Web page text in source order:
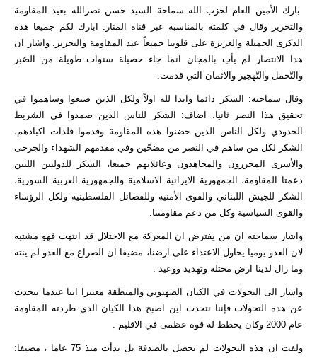
بارك الأمين العام لحزب الله سماحة السيد حسن نصرالله بعيد المقاومة
والتحرير وقال في كلمته بالمناسبة عبر قناة المنار: ابارك لكم جميعا هذه
الذكرى الجميلة والعزيزة على قلوبنا جميعاً عيد المقاومة والتحرير. واشار ان
هذا الانتصار لم يأتِ بالمجان انما جاء حصيلة سنوات طويلة من الصّبر
والتّحمل والتّهجير والاثمان التي قدمت.
وقال سماحته: الشكر دائما وابدا لله اولاً ولكل الذين صنعوا وساهموا في
تحقيق هذا النصر ثانيا. اضاف: الشكر للناس الذين صمدوا في الشريط
الحدودي ولكل الناس الذين حضنوا هذه المقاومة وقدموا فلذات اكبادهم،
الشكر لكل من ساهم في النصر من مضحّين وفي مقدمهم الشهداء والجرحى
والأسرى المحررون والمجاهدون وعائلاتهم جميعا، الشكر للدولتين اللتين
دعمتا المقاومة، الجمهورية الايرانية الاسلامية والجمهورية العربية السورية،
الشكر للجيش اللبناني والقوى الأمنية وللفصائل الفلسطينية ولكل الرؤساء
والقوى السياسية وكل من دعم مقاومتنا.
واشار سماحته ان من يفترض ان المعركة مع الاحتلال قد انتهت فهو مشتبه
لان العدو يوميا يحاول الاعتداء على ارضنا، مضيفا ان الصراع مع العدو لم ينته
وما زال لدينا ارض محتلة وتهديد ووعيد .
واشار الى التحولات في الكيان الصهيوني والمنطقة معتبرا اننا عندما نتحدث
عن هذه التحولات فإننا نتحدث اين اصبح هذا الكيان الذي طردته المقاومة
عام 2000 وكان يخطط له قوة عظمى في الاقليم .
ولفت ان هذه التحولات لم تحصل بالصدفة بل بدأت منذ 75 عاما ، مضيفا: